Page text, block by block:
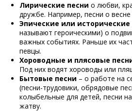
Лирические песни о любви,
дружбе. Например, песни о весне
Эпические или исторические
называют героическими) о
важных событиях. Раньше их
певцы.
Хороводные и плясовые
Под них водят хороводы или
Бытовые песни – о работе на
(песни-трудовики, обрядовые
колыбельные для детей, песни
жатву.